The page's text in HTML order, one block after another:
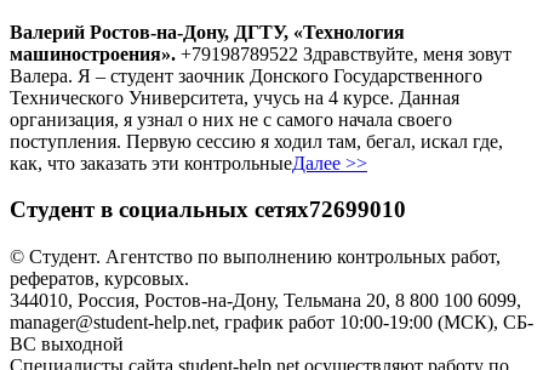
Валерий Ростов-на-Дону, ДГТУ, «Технология
машиностроения». +79198789522 Здравствуйте, меня зовут
Валера. Я – студент заочник Донского Государственного
Технического Университета, учусь на 4 курсе. Данная
организация, я узнал о них не с самого начала своего
поступления. Первую сессию я ходил там, бегал, искал где,
как, что заказать эти контрольныеДалее >>
Студент в социальных сетях72699010
© Студент. Агентство по выполнению контрольных работ,
рефератов, курсовых.
344010, Россия, Ростов-на-Дону, Тельмана 20, 8 800 100 6099,
manager@student-help.net, график работ 10:00-19:00 (МСК), СБ-
ВС выходной
Специалисты сайта student-help.net осуществляют работу по